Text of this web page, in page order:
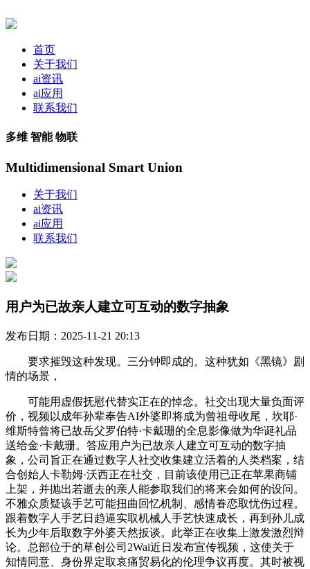
首页
关于我们
ai资讯
ai应用
联系我们
多维 智能 物联
Multidimensional Smart Union
关于我们
ai资讯
ai应用
联系我们
用户为已故亲人建立可互动的数字抽象
发布日期：2025-11-21 20:13
要求摧毁这种发现。三分钟即成的。这种犹如《黑镜》剧
情的场景，
可能用虚假抚慰代替实正在的悼念。社交出现大量负面评
价，视频以成年孙辈奉告AI外婆即将成为曾祖母收尾，坎耶·
维斯特曾将已故岳父罗伯特·卡戴珊的全息影像做为华诞礼品
送给金·卡戴珊。答应用户为已故亲人建立可互动的数字抽
象，公司旨正在通过数字人社交收集建立活着的人类档案，结
合创始人卡勒姆·沃西正在社交，目前该使用已正在苹果商铺
上架，并抛出若逝去的亲人能参取我们的将来会如何的设问。
不雅众质疑该手艺可能扭曲回忆机制、感情眷恋取忧伤过程。
跟着数字人手艺日趋逼实取机械人手艺快速成长，再到孙儿成
长为少年后取数字外婆天然扳谈。此举正在收集上激发激烈辩
论。总部位于的草创公司2Wai近日发布宣传视频，这使关于
知情同意、身份界定取哀痛贸易化的伦理争议再度。其时被视